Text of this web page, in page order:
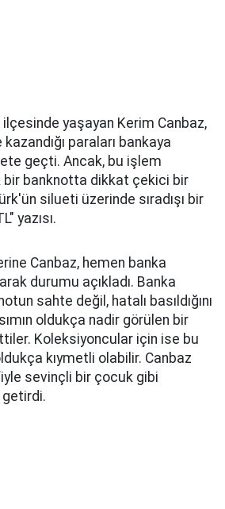
ilçesinde yaşayan Kerim Canbaz,
paraları bankaya
geçti. Ancak, bu işlem
bir banknotta dikkat çekici bir
silueti üzerinde sıradışı bir
yazısı.
Canbaz, hemen banka
durumu açıkladı. Banka
sahte değil, hatalı basıldığını
oldukça nadir görülen bir
Koleksiyoncular için ise bu
kıymetli olabilir. Canbaz
sevinçli bir çocuk gibi